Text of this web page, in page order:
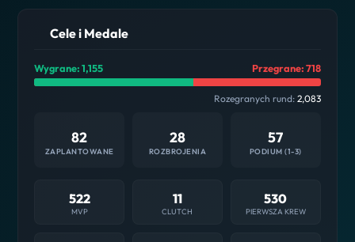
Cele i Medale
Wygrane: 1,155 Przegrane: 718
Rozegranych rund: 2,083
82
ZAPLANTOWANE
28
ROZBROJENIA
57
PODIUM (1-3)
522
MVP
11
CLUTCH
530
PIERWSZA KREW